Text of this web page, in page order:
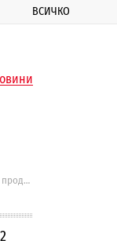
ВСИЧКО
Куба позволи продажбата на вносни коли